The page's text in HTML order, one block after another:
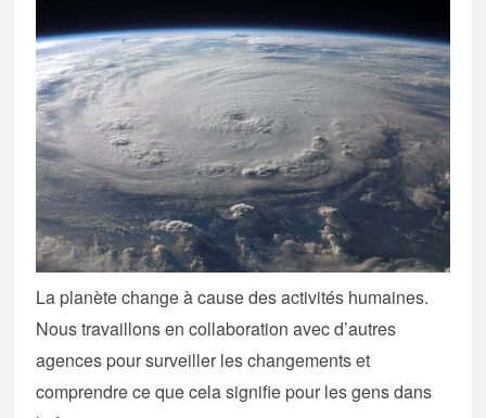
La planète change à cause des activités humaines.
Nous travaillons en collaboration avec d’autres
agences pour surveiller les changements et
comprendre ce que cela signifie pour les gens dans